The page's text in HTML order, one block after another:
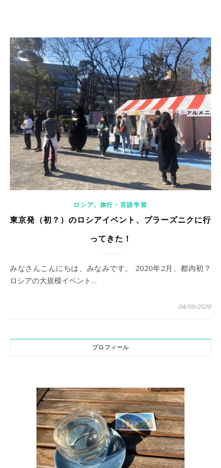
ロシア, 旅行・言語学習
東京発（初？）のロシアイベント、プラーズニクに行
ってきた！
みなさんこんにちは、みなみです。 2020年2月、都内初？
ロシアの大規模イベント…
04/09/2020
プロフィール